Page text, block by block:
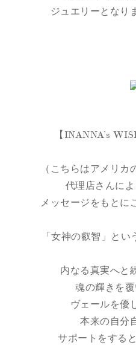
ジュエリーとな
【INANNA’s
（こちらはアメリ
代理店さんに
メッセージをもとに
「女神の叡智」と
内なる真実へと
魂の輝きを
ヴェールを優
本来の自分
サポートをする